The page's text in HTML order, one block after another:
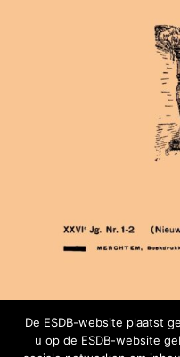
1943 |
De ESDB-website plaatst
u op de ESDB-website